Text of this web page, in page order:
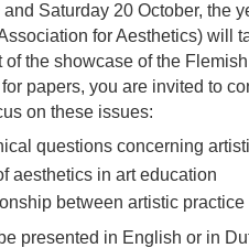
Saturday 20 October, the
for Aesthetics) will
of the showcase of the
papers, you are invited to
on these issues:
questions concerning
aesthetics in art education
between artistic
presented in English or in